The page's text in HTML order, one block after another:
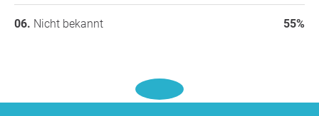
Nicht bekannt 55%